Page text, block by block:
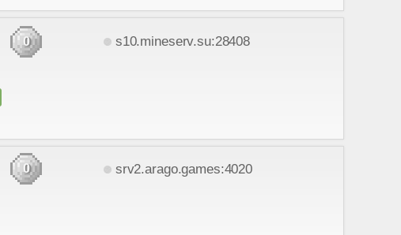
0 s10.mineserv.su:28408
0 srv2.arago.games:4020